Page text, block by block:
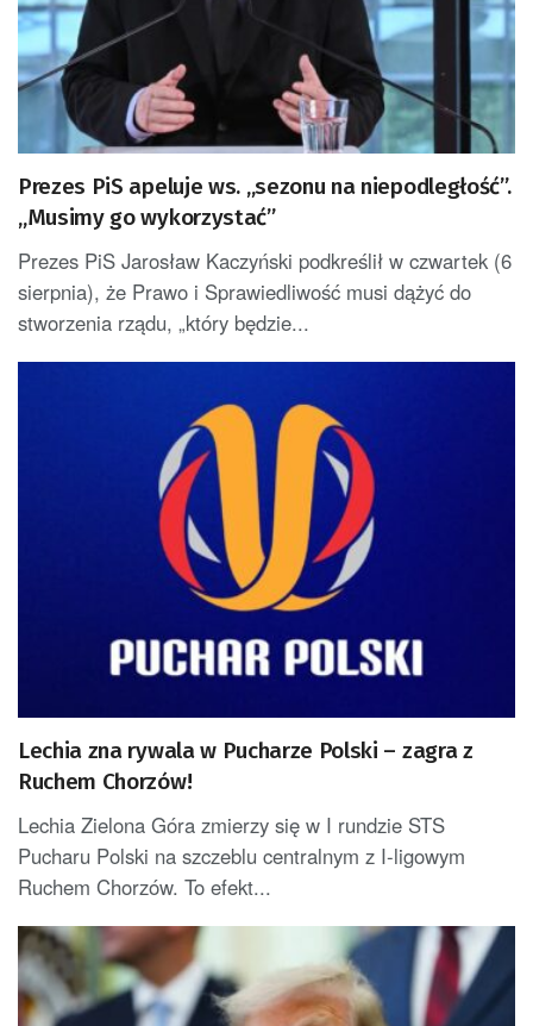
Prezes PiS apeluje ws. „sezonu na niepodległość”.
„Musimy go wykorzystać”
Prezes PiS Jarosław Kaczyński podkreślił w czwartek (6
sierpnia), że Prawo i Sprawiedliwość musi dążyć do
stworzenia rządu, „który będzie...
Lechia zna rywala w Pucharze Polski – zagra z
Ruchem Chorzów!
Lechia Zielona Góra zmierzy się w I rundzie STS
Pucharu Polski na szczeblu centralnym z I-ligowym
Ruchem Chorzów. To efekt...